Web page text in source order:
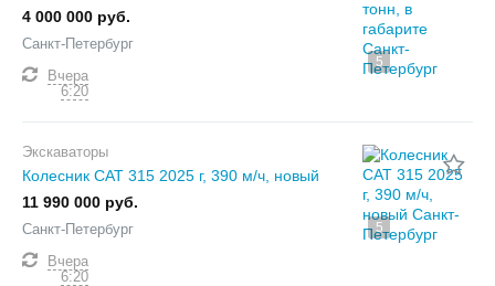
5
4 000 000 руб.
Санкт-Петербург
Вчера
6:20
5
Экскаваторы
Колесник CAT 315 2025 г, 390 м/ч, новый
11 990 000 руб.
Санкт-Петербург
Вчера
6:20